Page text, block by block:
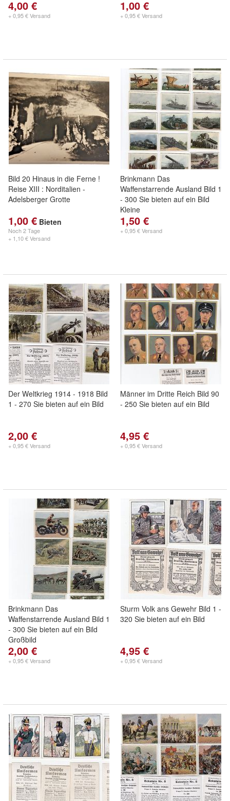
4,00 €
+ 0,95 € Versand
1,00 €
+ 0,95 € Versand
Bild 20 Hinaus in die Ferne !
Reise XIII : Norditalien -
Adelsberger Grotte
1,00 € Bieten
Noch2 Tage
+ 1,10 € Versand
Brinkmann Das
Waffenstarrende Ausland Bild 1
- 300 Sie bieten auf ein Bild
Kleine
1,50 €
+ 0,95 € Versand
Der Weltkrieg 1914 - 1918 Bild
1 - 270 Sie bieten auf ein Bild
2,00 €
+ 0,95 € Versand
Männer im Dritte Reich Bild 90
- 250 Sie bieten auf ein Bild
4,95 €
+ 0,95 € Versand
Brinkmann Das
Waffenstarrende Ausland Bild 1
- 300 Sie bieten auf ein Bild
Großbild
2,00 €
+ 0,95 € Versand
Sturm Volk ans Gewehr Bild 1 -
320 Sie bieten auf ein Bild
4,95 €
+ 0,95 € Versand